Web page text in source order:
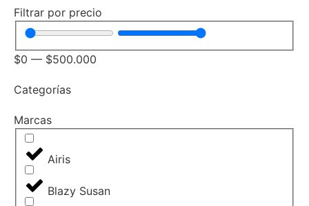
Filtrar por precio
$0 — $500.000
Categorías
Marcas
Airis
Blazy Susan